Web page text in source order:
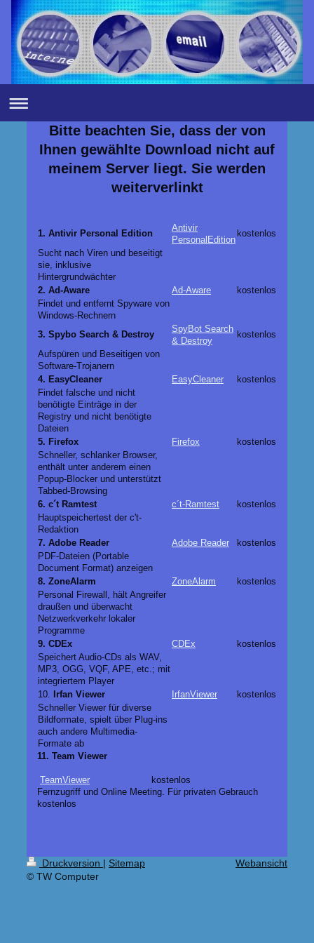
Bitte beachten Sie, dass der von
Ihnen gewählte Download nicht auf
meinem Server liegt. Sie werden
weiterverlinkt
1. Antivir Personal Edition
Antivir
PersonalEdition
kostenlos
Sucht nach Viren und beseitigt
sie, inklusive
Hintergrundwächter
2. Ad-Aware
Ad-Aware
kostenlos
Findet und entfernt Spyware von
Windows-Rechnern
3. Spybo Search & Destroy
SpyBot Search
& Destroy
kostenlos
Aufspüren und Beseitigen von
Software-Trojanern
4. EasyCleaner
EasyCleaner
kostenlos
Findet falsche und nicht
benötigte Einträge in der
Registry und nicht benötigte
Dateien
5. Firefox
Firefox
kostenlos
Schneller, schlanker Browser,
enthält unter anderem einen
Popup-Blocker und unterstützt
Tabbed-Browsing
6. c´t Ramtest
c´t-Ramtest
kostenlos
Hauptspeichertest der c't-
Redaktion
7. Adobe Reader
Adobe Reader
kostenlos
PDF-Dateien (Portable
Document Format) anzeigen
8. ZoneAlarm
ZoneAlarm
kostenlos
Personal Firewall, hält Angreifer
draußen und überwacht
Netzwerkverkehr lokaler
Programme
9. CDEx
CDEx
kostenlos
Speichert Audio-CDs als WAV,
MP3, OGG, VQF, APE, etc.; mit
integriertem Player
10. Irfan Viewer IrfanViewer
kostenlos
Schneller Viewer für diverse
Bildformate, spielt über Plug-ins
auch andere Multimedia-
Formate ab
11. Team Viewer
TeamViewer kostenlos
Fernzugriff und Online Meeting. Für privaten Gebrauch
kostenlos
Druckversion | Sitemap
© TW Computer
Webansicht